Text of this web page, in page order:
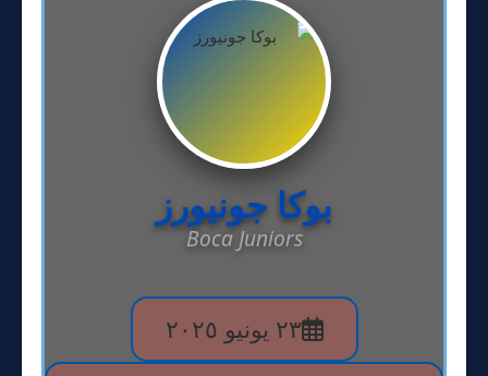
بوكا جونيورز
Boca Juniors
٢٣ يونيو ٢٠٢٥